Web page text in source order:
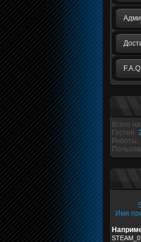
Всего
Гостей:
Роботы:
Имя
STEAM_0: